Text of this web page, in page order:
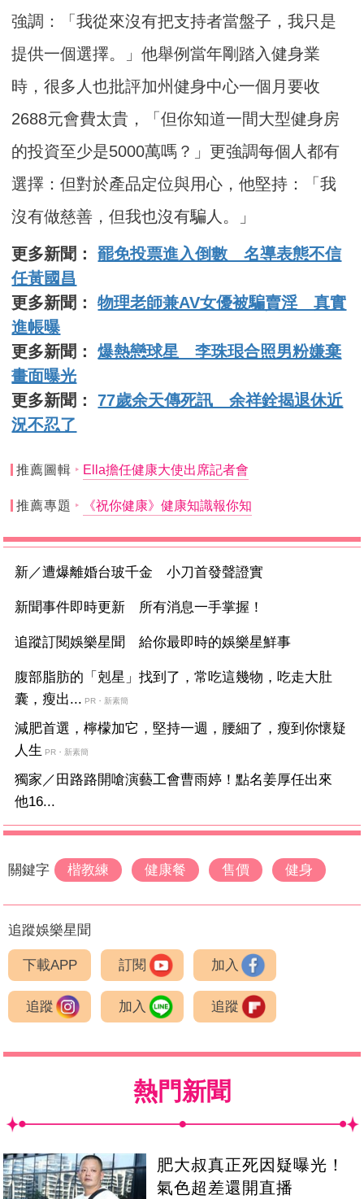
強調：「我從來沒有把支持者當盤子，我只是
提供一個選擇。」他舉例當年剛踏入健身業
時，很多人也批評加州健身中心一個月要收
2688元會費太貴，「但你知道一間大型健身房
的投資至少是5000萬嗎？」更強調每個人都有
選擇：但對於產品定位與用心，他堅持：「我
沒有做慈善，但我也沒有騙人。」
更多新聞：罷免投票進入倒數 名導表態不信
任黃國昌
更多新聞：物理老師兼AV女優被騙賣淫 真實
進帳曝
更多新聞：爆熱戀球星 李珠珢合照男粉嫌棄
畫面曝光
更多新聞：77歲余天傳死訊 余祥銓揭退休近
況不忍了
推薦圖輯 Ella擔任健康大使出席記者會
推薦專題 《祝你健康》健康知識報你知
新／遭爆離婚台玻千金 小刀首發聲證實
新聞事件即時更新 所有消息一手掌握！
追蹤訂閱娛樂星聞 給你最即時的娛樂星鮮事
腹部脂肪的「剋星」找到了，常吃這幾物，吃走大肚
囊，瘦出... PR・新素簡
減肥首選，檸檬加它，堅持一週，腰細了，瘦到你懷疑
人生 PR・新素簡
獨家／田路路開嗆演藝工會曹雨婷！點名姜厚任出來
他16...
關鍵字 楷教練 健康餐 售價 健身
追蹤娛樂星聞
下載APP 訂閱 加入
追蹤 加入 追蹤
熱門新聞
肥大叔真正死因疑曝光！
氣色超差還開直播